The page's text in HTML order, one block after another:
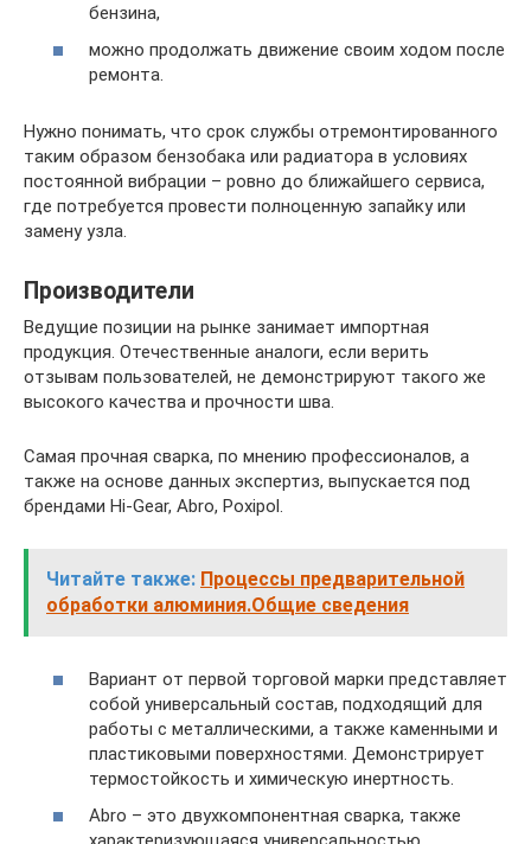
бензина,
можно продолжать движение своим ходом после
ремонта.
Нужно понимать, что срок службы отремонтированного
таким образом бензобака или радиатора в условиях
постоянной вибрации – ровно до ближайшего сервиса,
где потребуется провести полноценную запайку или
замену узла.
Производители
Ведущие позиции на рынке занимает импортная
продукция. Отечественные аналоги, если верить
отзывам пользователей, не демонстрируют такого же
высокого качества и прочности шва.
Самая прочная сварка, по мнению профессионалов, а
также на основе данных экспертиз, выпускается под
брендами Hi-Gear, Abro, Poxipol.
Читайте также: Процессы предварительной
обработки алюминия.Общие сведения
Вариант от первой торговой марки представляет
собой универсальный состав, подходящий для
работы с металлическими, а также каменными и
пластиковыми поверхностями. Демонстрирует
термостойкость и химическую инертность.
Abro – это двухкомпонентная сварка, также